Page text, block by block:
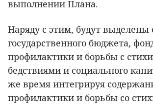
выполнении Плана.
Наряду с этим, будут выделены
государственного бюджета,
профилактики и борьбы с
бедствиями и социального
же время интегрируя
профилактики и борьбы со